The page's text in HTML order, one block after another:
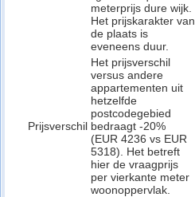
meterprijs dure wijk.
Het prijskarakter van
de plaats is
eveneens duur.
Prijsverschil
Het prijsverschil
versus andere
appartementen uit
hetzelfde
postcodegebied
bedraagt -20%
(EUR 4236 vs EUR
5318). Het betreft
hier de vraagprijs
per vierkante meter
woonoppervlak.